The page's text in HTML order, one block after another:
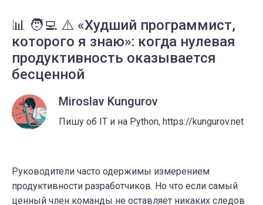
📊 🧑‍💻 ⚠️ «Худший программист,
которого я знаю»: когда нулевая
продуктивность оказывается
бесценной
Miroslav Kungurov
Пишу об IT и на Python, https://kungurov.net
Руководители часто одержимы измерением
продуктивности разработчиков. Но что если самый
ценный член команды не оставляет никаких следов